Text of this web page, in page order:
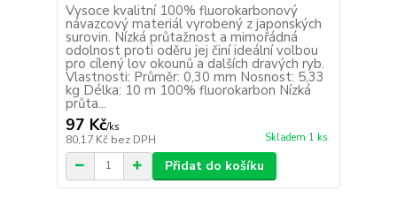
Vysoce kvalitní 100% fluorokarbonový
návazcový materiál vyrobený z japonských
surovin. Nízká průtažnost a mimořádná
odolnost proti oděru jej činí ideální volbou
pro cílený lov okounů a dalších dravých ryb.
Vlastnosti: Průměr: 0,30 mm Nosnost: 5,33
kg Délka: 10 m 100% fluorokarbon Nízká
průta...
97 Kč/ks
80,17 Kč bez DPH Skladem 1 ks
Přidat do košíku